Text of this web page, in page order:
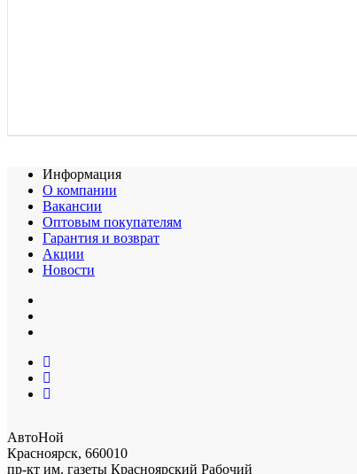
Информация
О компании
Вакансии
Оптовым покупателям
Гарантия и возврат
Акции
Новости
АвтоНой
Красноярск, 660010
пр-кт им. газеты Красноярский Рабочий